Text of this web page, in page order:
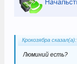
Крокозябра сказал(а):
Люминий есть?